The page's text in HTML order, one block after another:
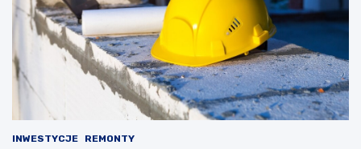
INWESTYCJE REMONTY